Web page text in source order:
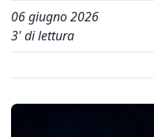
06 giugno 2026
3' di lettura